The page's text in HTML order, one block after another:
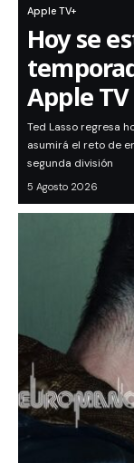
Apple TV+
Hoy se
Apple TV
Ted Lasso regresa
asumirá el reto de
segunda división
5 Agosto 2026